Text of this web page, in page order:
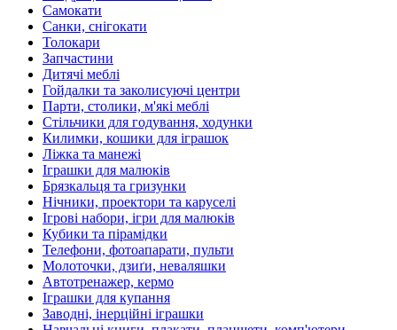
Самокати
Санки, снігокати
Толокари
Запчастини
Дитячі меблі
Гойдалки та заколисуючі центри
Парти, столики, м'які меблі
Стільчики для годування, ходунки
Килимки, кошики для іграшок
Ліжка та манежі
Іграшки для малюків
Брязкальця та гризунки
Нічники, проектори та каруселі
Ігрові набори, ігри для малюків
Кубики та пірамідки
Телефони, фотоапарати, пульти
Молоточки, дзиґи, неваляшки
Автотренажер, кермо
Іграшки для купання
Заводні, інерційні іграшки